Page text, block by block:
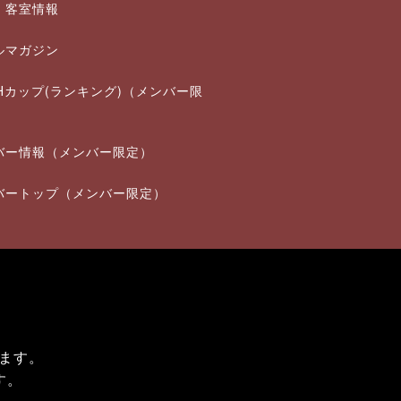
客室情報
マガジン
カップ(ランキング)（メンバー限
ー情報（メンバー限定）
ートップ（メンバー限定）
。